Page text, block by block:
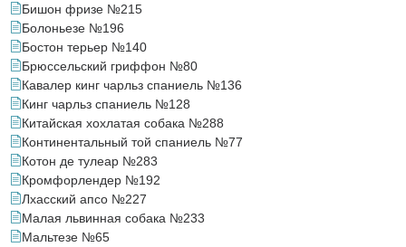
Бишон фризе №215
Болоньезе №196
Бостон терьер №140
Брюссельский гриффон №80
Кавалер кинг чарльз спаниель №136
Кинг чарльз спаниель №128
Китайская хохлатая собака №288
Континентальный той спаниель №77
Котон де тулеар №283
Кромфорлендер №192
Лхасский апсо №227
Малая львинная собака №233
Мальтезе №65